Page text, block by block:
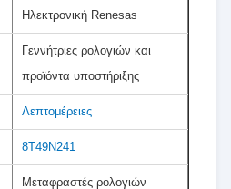
Ηλεκτρονική Renesas
Γεννήτριες ρολογιών και
προϊόντα υποστήριξης
Λεπτομέρειες
8T49N241
Μεταφραστές ρολογιών